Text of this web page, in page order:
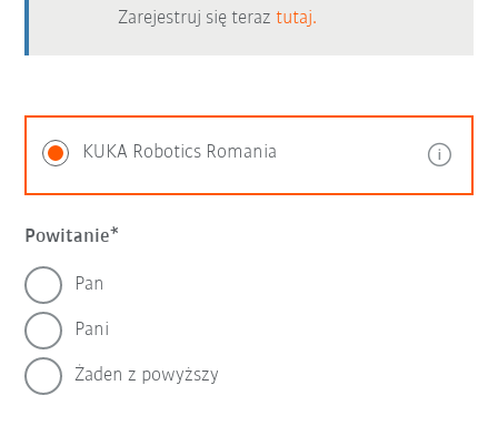
Zarejestruj się teraztutaj.
KUKA Robotics Romania
Powitanie
Pan
Pani
Żaden z powyższy